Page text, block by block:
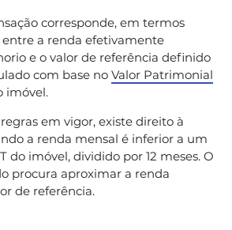
corresponde, em termos
entre a renda efetivamente
e o valor de referência definido
com base no Valor Patrimonial
imóvel.
em vigor, existe direito à
a renda mensal é inferior a um
do imóvel, dividido por 12 meses. O
procura aproximar a renda
de referência.